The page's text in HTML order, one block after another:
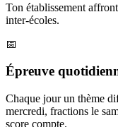
Ton établissement
inter-écoles.
📅
Épreuve
Chaque jour un thème
mercredi, fractions le
score compte.